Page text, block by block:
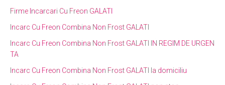
Firme Incarcari Cu Freon GALATI
Incarc Cu Freon Combina Non Frost GALATI
Incarc Cu Freon Combina Non Frost GALATI IN REGIM DE URGEN
TA
Incarc Cu Freon Combina Non Frost GALATI la domiciliu